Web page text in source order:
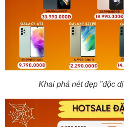
Khai phá nét đẹp "độc